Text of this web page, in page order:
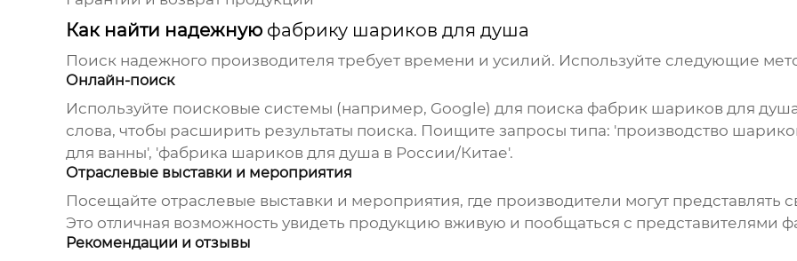
Как найти надежную фабрику шариков для душа
Поиск надежного производителя требует времени и усилий. Используйте следующие
Онлайн-поиск
Используйте поисковые системы (например, Google) для поиска фабрик шариков для
слова, чтобы расширить результаты поиска. Поищите запросы типа: 'производство
для ванны', 'фабрика шариков для душа в России/Китае'.
Отраслевые выставки и мероприятия
Посещайте отраслевые выставки и мероприятия, где производители могут представлять
Это отличная возможность увидеть продукцию вживую и пообщаться с представителями
Рекомендации и отзывы